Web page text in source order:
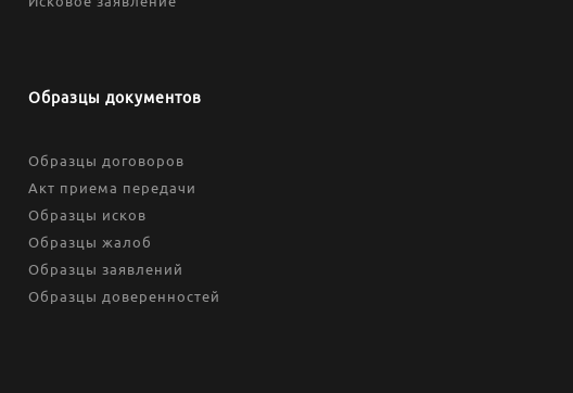
Образцы документов
Образцы договоров
Акт приема передачи
Образцы исков
Образцы жалоб
Образцы заявлений
Образцы доверенностей